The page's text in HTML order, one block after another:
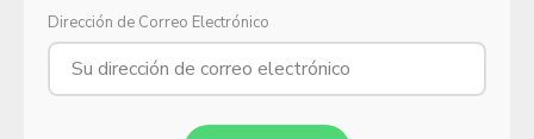
Dirección de Correo Electrónico